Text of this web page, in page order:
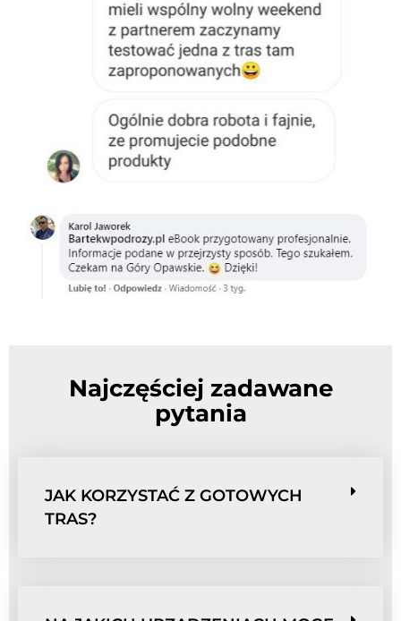
Najczęściej zadawane
pytania
JAK KORZYSTAĆ Z GOTOWYCH
TRAS?